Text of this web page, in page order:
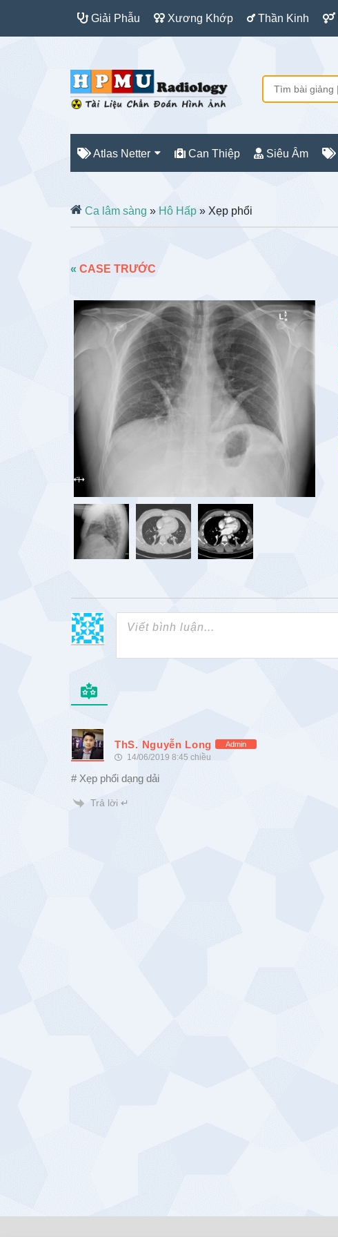
Giải Phẫu Xương Khớp Thần Kinh
Atlas Netter Can Thiệp Siêu Âm
Ca lâm sàng » Hô Hấp » Xẹp phổi
« CASE TRƯỚC
ThS. Nguyễn Long Admin
14/06/2019 8:45 chiều
# Xẹp phổi dạng dải
Trả lời ↵